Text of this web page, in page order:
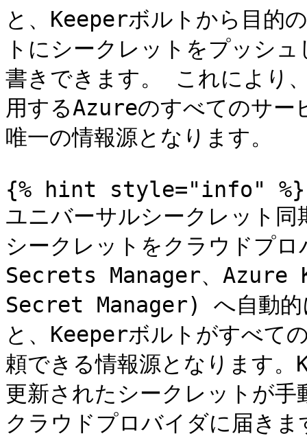
と、Keeperボルトから目
トにシークレットをプッシ
書きできます。 これによ
用するAzureのすべてのサー
唯一の情報源となります。
{% hint style="info" %}
ユニバーサルシークレット
シークレットをクラウドプ
Secrets Manager、
Secret Manager) へ自動的
と、Keeperボルトがすべて
頼できる情報源となります
更新されたシークレットが
クラウドプロバイダに届き